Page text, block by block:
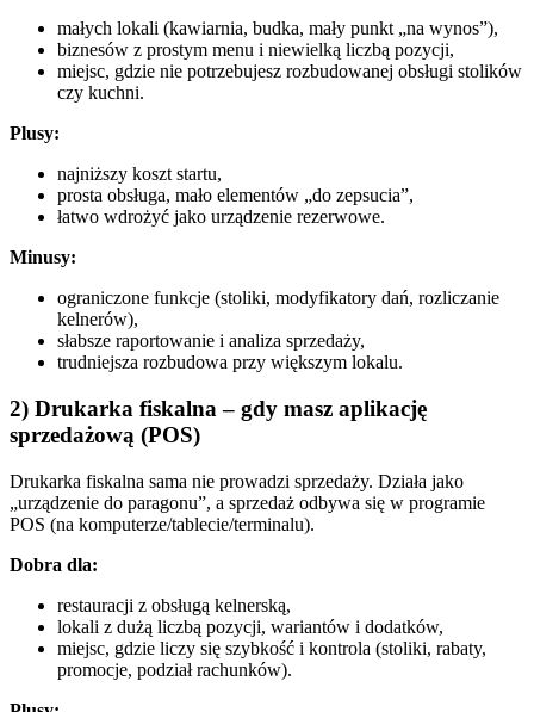
małych lokali (kawiarnia, budka, mały punkt „na wynos”),
biznesów z prostym menu i niewielką liczbą pozycji,
miejsc, gdzie nie potrzebujesz rozbudowanej obsługi stolików
czy kuchni.
Plusy:
najniższy koszt startu,
prosta obsługa, mało elementów „do zepsucia”,
łatwo wdrożyć jako urządzenie rezerwowe.
Minusy:
ograniczone funkcje (stoliki, modyfikatory dań, rozliczanie
kelnerów),
słabsze raportowanie i analiza sprzedaży,
trudniejsza rozbudowa przy większym lokalu.
2) Drukarka fiskalna – gdy masz aplikację
sprzedażową (POS)
Drukarka fiskalna sama nie prowadzi sprzedaży. Działa jako
„urządzenie do paragonu”, a sprzedaż odbywa się w programie
POS (na komputerze/tablecie/terminalu).
Dobra dla:
restauracji z obsługą kelnerską,
lokali z dużą liczbą pozycji, wariantów i dodatków,
miejsc, gdzie liczy się szybkość i kontrola (stoliki, rabaty,
promocje, podział rachunków).